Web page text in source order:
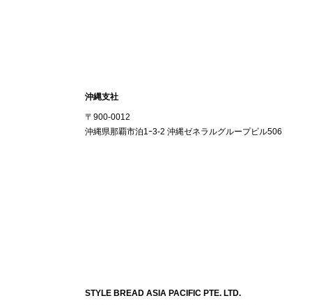
沖縄支社
〒900-0012
沖縄県那覇市泊1ｰ3-2 沖縄ゼネラルグループビル506
STYLE BREAD ASIA PACIFIC PTE. LTD.